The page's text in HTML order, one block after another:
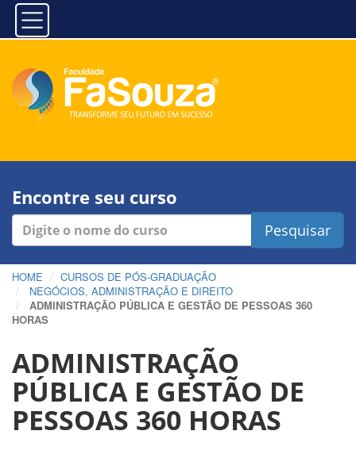
Encontre seu curso
Pesquisar
HOME
CURSOS DE PÓS-GRADUAÇÃO
NEGÓCIOS, ADMINISTRAÇÃO E DIREITO
ADMINISTRAÇÃO PÚBLICA E GESTÃO DE PESSOAS 360
HORAS
ADMINISTRAÇÃO
PÚBLICA E GESTÃO DE
PESSOAS 360 HORAS